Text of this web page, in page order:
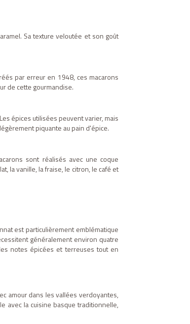
Sa texture veloutée et son goût
par erreur en 1948, ces macarons
de cette gourmandise.
épices utilisées peuvent varier, mais
piquante au pain d'épice.
sont réalisés avec une coque
la vanille, la fraise, le citron, le café et
est particulièrement emblématique
généralement environ quatre
notes épicées et terreuses tout en
amour dans les vallées verdoyantes,
avec la cuisine basque traditionnelle,